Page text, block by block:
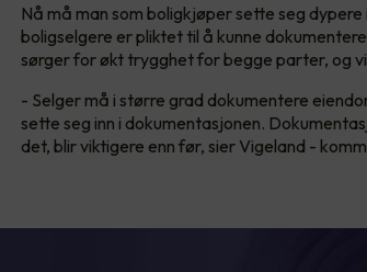
Nå må man som boligkjøper sette seg
boligselgere er pliktet til å kunne
sørger for økt trygghet for begge parter, og
- Selger må i større grad dokumentere
sette seg inn i dokumentasjonen.
det, blir viktigere enn før, sier Vigeland -